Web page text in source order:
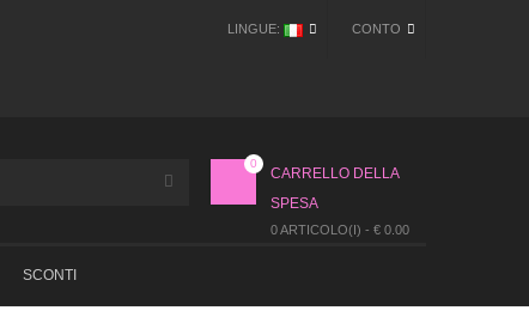
CONTO
LINGUE:
CARRELLO DELLA
SPESA
0 ARTICOLO(I) - € 0.00
0
SCONTI